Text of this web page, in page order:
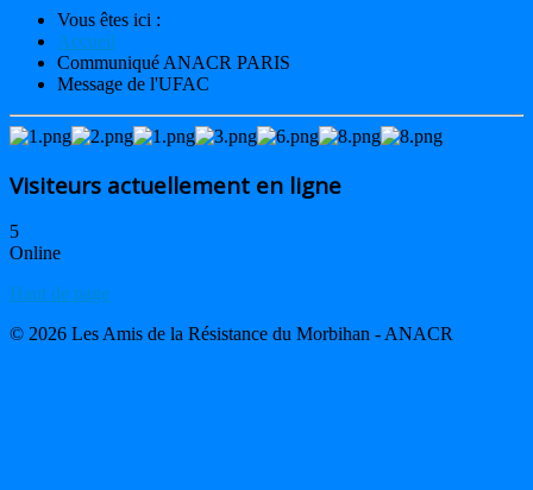
Vous êtes ici :
Accueil
Communiqué ANACR PARIS
Message de l'UFAC
Visiteurs actuellement en ligne
5
Online
Haut de page
© 2026 Les Amis de la Résistance du Morbihan - ANACR